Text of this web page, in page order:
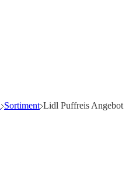
Sortiment Lidl Puffreis Angebot